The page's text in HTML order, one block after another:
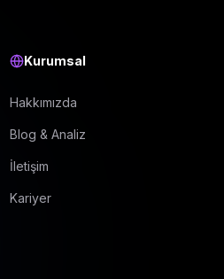
Kurumsal
Hakkımızda
Blog & Analiz
İletişim
Kariyer